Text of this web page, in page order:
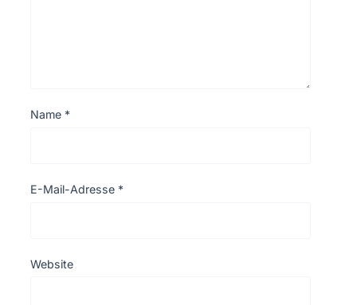
Name *
E-Mail-Adresse *
Website